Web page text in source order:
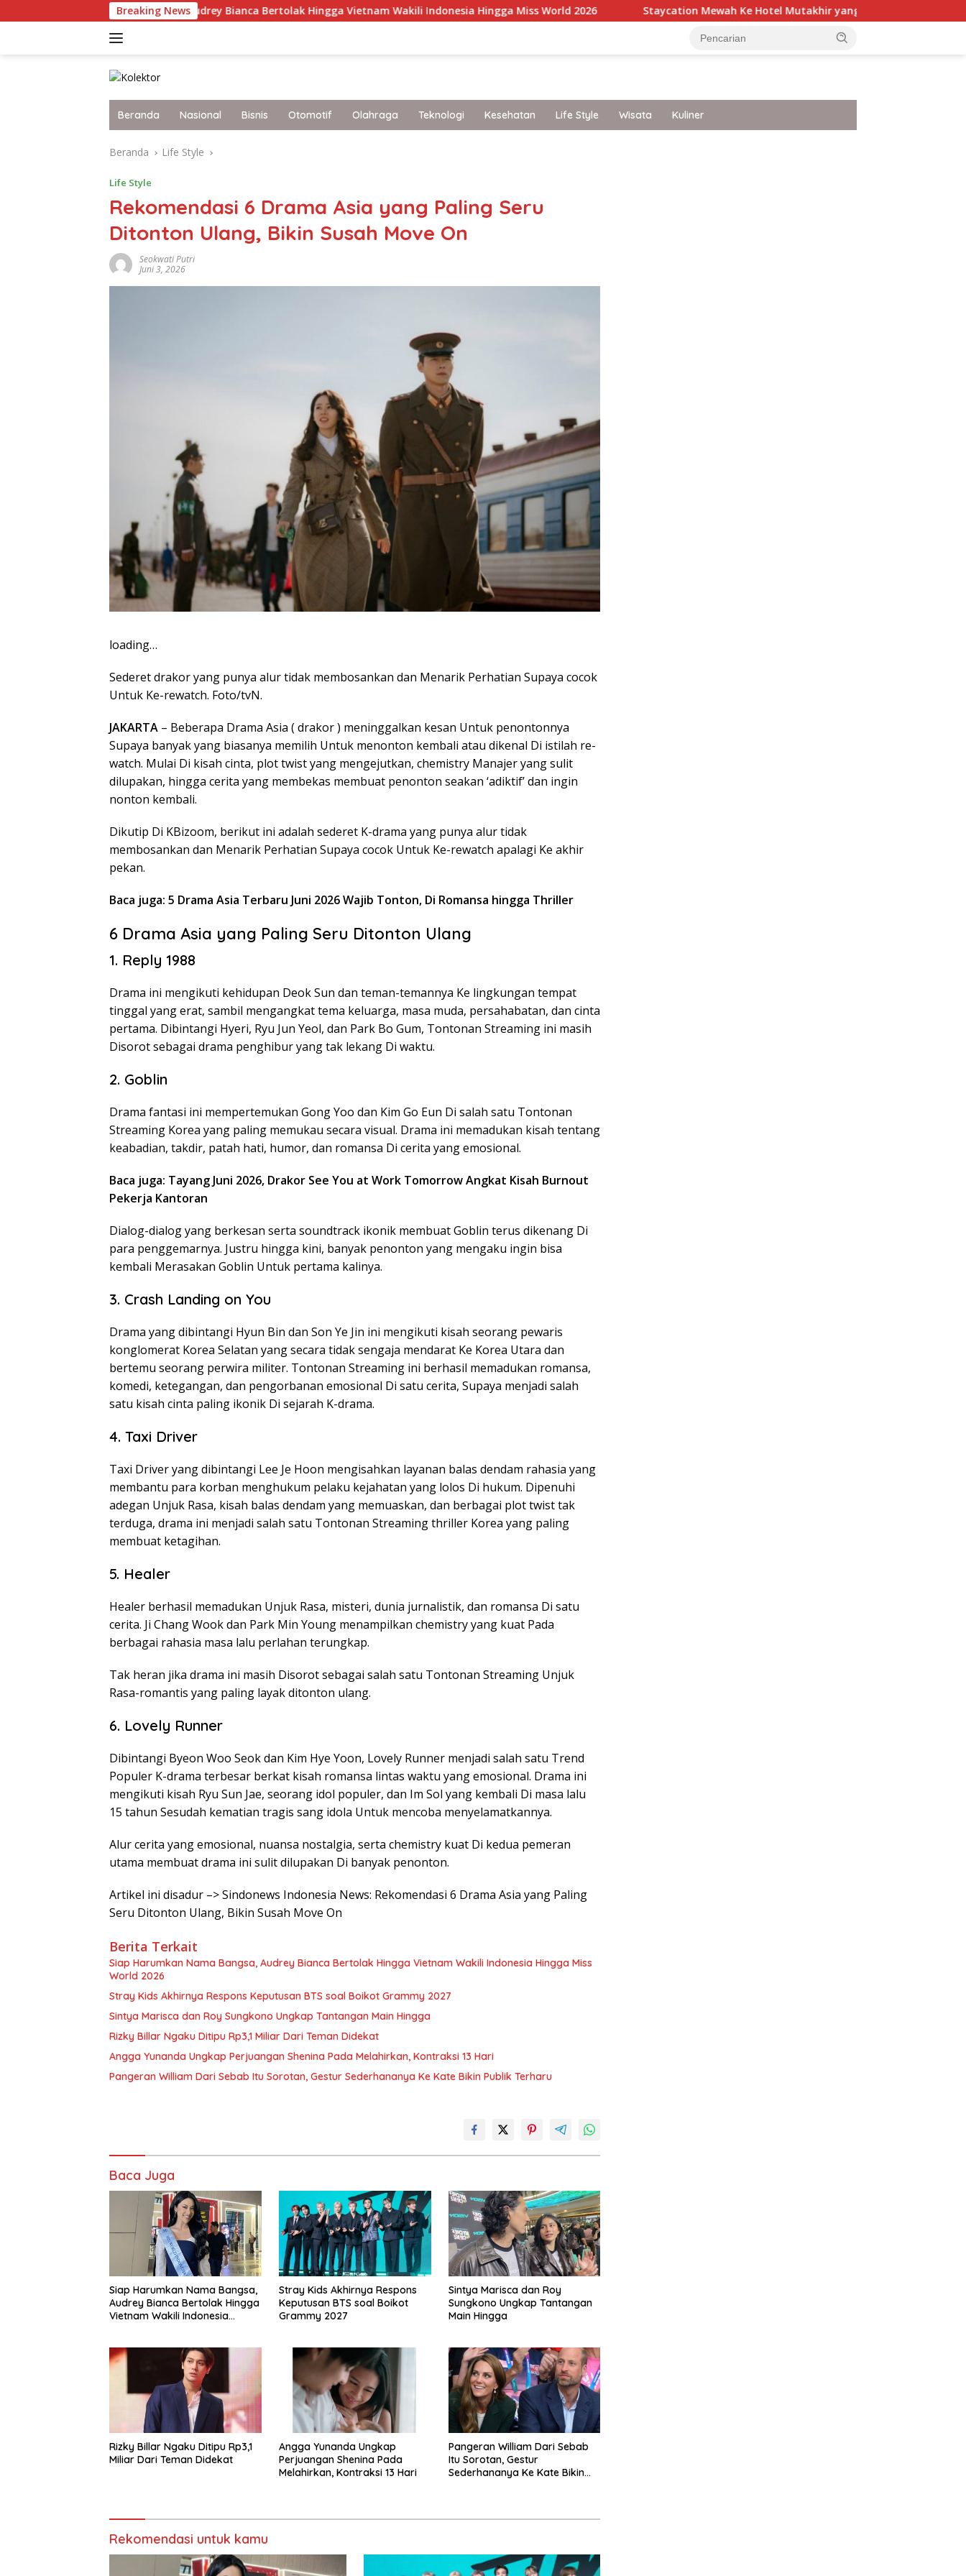
ke
Breaking News
Nama Bangsa, Audrey Bianca Bertolak Hingga Vietnam Wakili Indonesia Hingga Miss World 2026 Staycation Mewah Ke Hotel Mutakhir yang Punya White Sandy Beach Ke Jakarta
Beranda Nasional Bisnis Otomotif Olahraga Teknologi Kesehatan Life Style Wisata Kuliner
Beranda Life Style
Life Style
Rekomendasi 6 Drama Asia yang Paling Seru
Ditonton Ulang, Bikin Susah Move On
Seokwati Putri
Juni 3, 2026
loading…
Sederet drakor yang punya alur tidak membosankan dan Menarik Perhatian Supaya cocok
Untuk Ke-rewatch. Foto/tvN.
JAKARTA – Beberapa Drama Asia ( drakor ) meninggalkan kesan Untuk penontonnya
Supaya banyak yang biasanya memilih Untuk menonton kembali atau dikenal Di istilah re-
watch. Mulai Di kisah cinta, plot twist yang mengejutkan, chemistry Manajer yang sulit
dilupakan, hingga cerita yang membekas membuat penonton seakan ‘adiktif’ dan ingin
nonton kembali.
Dikutip Di KBizoom, berikut ini adalah sederet K-drama yang punya alur tidak
membosankan dan Menarik Perhatian Supaya cocok Untuk Ke-rewatch apalagi Ke akhir
pekan.
Baca juga: 5 Drama Asia Terbaru Juni 2026 Wajib Tonton, Di Romansa hingga Thriller
6 Drama Asia yang Paling Seru Ditonton Ulang
1. Reply 1988
Drama ini mengikuti kehidupan Deok Sun dan teman-temannya Ke lingkungan tempat
tinggal yang erat, sambil mengangkat tema keluarga, masa muda, persahabatan, dan cinta
pertama. Dibintangi Hyeri, Ryu Jun Yeol, dan Park Bo Gum, Tontonan Streaming ini masih
Disorot sebagai drama penghibur yang tak lekang Di waktu.
2. Goblin
Drama fantasi ini mempertemukan Gong Yoo dan Kim Go Eun Di salah satu Tontonan
Streaming Korea yang paling memukau secara visual. Drama ini memadukan kisah tentang
keabadian, takdir, patah hati, humor, dan romansa Di cerita yang emosional.
Baca juga: Tayang Juni 2026, Drakor See You at Work Tomorrow Angkat Kisah Burnout
Pekerja Kantoran
Dialog-dialog yang berkesan serta soundtrack ikonik membuat Goblin terus dikenang Di
para penggemarnya. Justru hingga kini, banyak penonton yang mengaku ingin bisa
kembali Merasakan Goblin Untuk pertama kalinya.
3. Crash Landing on You
Drama yang dibintangi Hyun Bin dan Son Ye Jin ini mengikuti kisah seorang pewaris
konglomerat Korea Selatan yang secara tidak sengaja mendarat Ke Korea Utara dan
bertemu seorang perwira militer. Tontonan Streaming ini berhasil memadukan romansa,
komedi, ketegangan, dan pengorbanan emosional Di satu cerita, Supaya menjadi salah
satu kisah cinta paling ikonik Di sejarah K-drama.
4. Taxi Driver
Taxi Driver yang dibintangi Lee Je Hoon mengisahkan layanan balas dendam rahasia yang
membantu para korban menghukum pelaku kejahatan yang lolos Di hukum. Dipenuhi
adegan Unjuk Rasa, kisah balas dendam yang memuaskan, dan berbagai plot twist tak
terduga, drama ini menjadi salah satu Tontonan Streaming thriller Korea yang paling
membuat ketagihan.
5. Healer
Healer berhasil memadukan Unjuk Rasa, misteri, dunia jurnalistik, dan romansa Di satu
cerita. Ji Chang Wook dan Park Min Young menampilkan chemistry yang kuat Pada
berbagai rahasia masa lalu perlahan terungkap.
Tak heran jika drama ini masih Disorot sebagai salah satu Tontonan Streaming Unjuk
Rasa-romantis yang paling layak ditonton ulang.
6. Lovely Runner
Dibintangi Byeon Woo Seok dan Kim Hye Yoon, Lovely Runner menjadi salah satu Trend
Populer K-drama terbesar berkat kisah romansa lintas waktu yang emosional. Drama ini
mengikuti kisah Ryu Sun Jae, seorang idol populer, dan Im Sol yang kembali Di masa lalu
15 tahun Sesudah kematian tragis sang idola Untuk mencoba menyelamatkannya.
Alur cerita yang emosional, nuansa nostalgia, serta chemistry kuat Di kedua pemeran
utama membuat drama ini sulit dilupakan Di banyak penonton.
Artikel ini disadur –> Sindonews Indonesia News: Rekomendasi 6 Drama Asia yang Paling
Seru Ditonton Ulang, Bikin Susah Move On
Berita Terkait
Siap Harumkan Nama Bangsa, Audrey Bianca Bertolak Hingga Vietnam Wakili Indonesia Hingga Miss
World 2026
Stray Kids Akhirnya Respons Keputusan BTS soal Boikot Grammy 2027
Sintya Marisca dan Roy Sungkono Ungkap Tantangan Main Hingga
Rizky Billar Ngaku Ditipu Rp3,1 Miliar Dari Teman Didekat
Angga Yunanda Ungkap Perjuangan Shenina Pada Melahirkan, Kontraksi 13 Hari
Pangeran William Dari Sebab Itu Sorotan, Gestur Sederhananya Ke Kate Bikin Publik Terharu
Baca Juga
Siap Harumkan Nama Bangsa,
Audrey Bianca Bertolak Hingga
Vietnam Wakili Indonesia
Stray Kids Akhirnya Respons
Keputusan BTS soal Boikot
Grammy 2027
Sintya Marisca dan Roy
Sungkono Ungkap Tantangan
Main Hingga
Rizky Billar Ngaku Ditipu Rp3,1
Miliar Dari Teman Didekat
Angga Yunanda Ungkap
Perjuangan Shenina Pada
Melahirkan, Kontraksi 13 Hari
Pangeran William Dari Sebab
Itu Sorotan, Gestur
Sederhananya Ke Kate Bikin
Rekomendasi untuk kamu